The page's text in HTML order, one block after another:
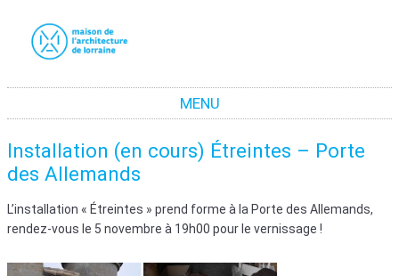
La maison de l'architecture de Lorraine
MENU
Installation (en cours) Étreintes – Porte
des Allemands
L’installation « Étreintes » prend forme à la Porte des Allemands,
rendez-vous le 5 novembre à 19h00 pour le vernissage !